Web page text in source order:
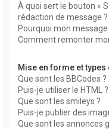
À quoi sert le bouton «
rédaction de message ?
Pourquoi mon
Comment remonter
Mise en forme et types
Que sont les BBCodes ?
Puis-je utiliser le HTML ?
Que sont les smileys ?
Puis-je publier des
Que sont les annonces